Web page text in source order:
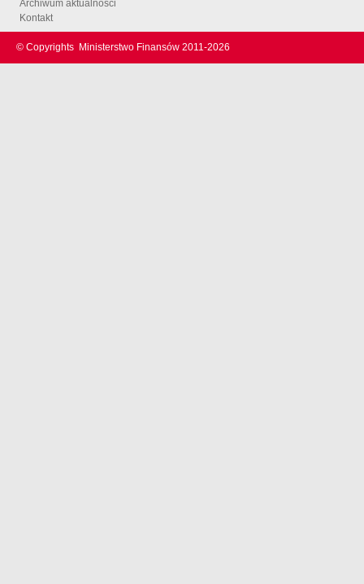
Archiwum aktualności
Kontakt
© Copyrights Ministerstwo Finansów 2011-2026